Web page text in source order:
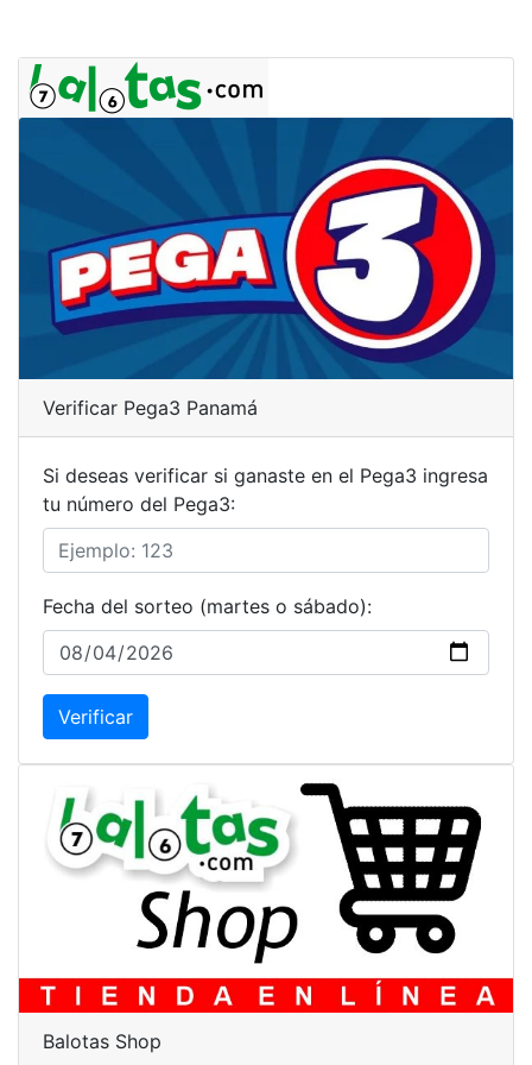
Verificar Pega3 Panamá
Si deseas verificar si ganaste en el Pega3 ingresa
tu número del Pega3:
Fecha del sorteo (martes o sábado):
Verificar
Balotas Shop